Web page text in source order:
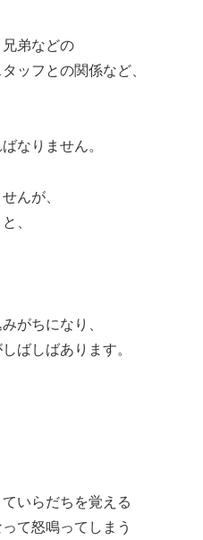
弟などの
ッフとの関係など、
なりません。
んが、
、
がちになり、
ばしばあります。
いらだちを覚える
て怒鳴ってしまう